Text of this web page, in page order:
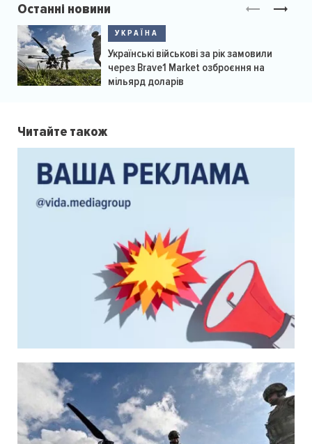
Останні новини
УКРАЇНА
Українські військові за рік замовили
через Brave1 Market озброєння на
мільярд доларів
Читайте також